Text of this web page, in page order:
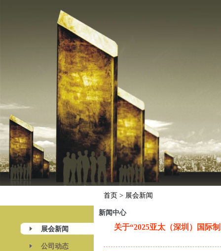
首页 > 展会新闻
展会新闻
公司动态
新闻中心
关于“2025亚太（深圳）国际